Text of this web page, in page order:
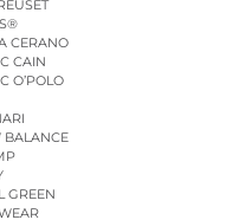
CERANO
CAIN
O’POLO
BALANCE
GREEN